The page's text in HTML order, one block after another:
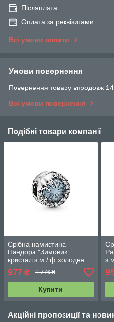
Післяплата
Оплата за реквізитами
Всі умови оплати
Умови повернення
Повернення товару впродовж 14
Всі умови повернення
Подібні товари компанії
Срібна намистина
Пандора "Зимовий
кристал з м / ф холодне
977 ₴ 1 776 ₴
Купити
з
Акційні пропозиції та